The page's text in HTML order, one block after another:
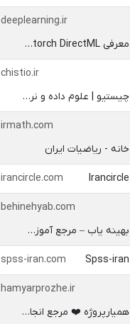
deeplearning.ir
معرفی Pytorch DirectML برای استفاده از کارت های گرافیک قدیمی و آنبرد در train و test مدلهای عمیق | یادگیری عمیق - Deep learning
chistio.ir
چیستیو | علوم داده و نرم افزار | محلی برای یادگیریِ علوم‌داده و مهندسیِ نرم‌افزار
irmath.com
خانه - ریاضیات ایران
irancircle.com
behinehyab.com
بهینه یاب – مرجع آموزش تحقیق در عملیات
spss-iran.com
hamyarprozhe.ir
همیارپروژه ❤️ مرجع انجام پروژه دورکاری و آنلاین ✔️ سایت انجام پروژه و استخدام فریلنسر در همه حوزه ها ، مهارت ها ، نرم افزارها و پروژه های برنامه نویسی